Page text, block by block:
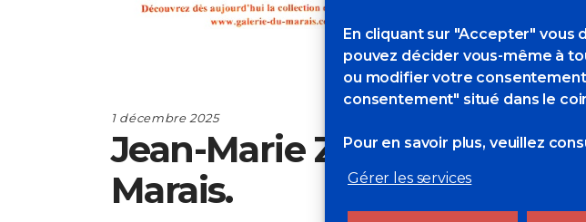
En cliquant sur "Accepter" vous
pouvez décider vous-même à
ou modifier votre
consentement" situé dans le
Pour en savoir plus, veuillez
Gérer les services
1 décembre 2025
Jean-Marie Zacchi à la
Marais.